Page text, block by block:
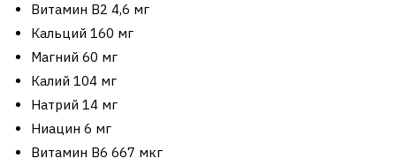
Витамин В2 4,6 мг
Кальций 160 мг
Магний 60 мг
Калий 104 мг
Натрий 14 мг
Ниацин 6 мг
Витамин В6 667 мкг